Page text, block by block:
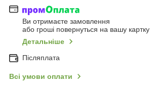
Ви отримаєте замовлення
або гроші повернуться на вашу картку
Детальніше
Післяплата
Всі умови оплати